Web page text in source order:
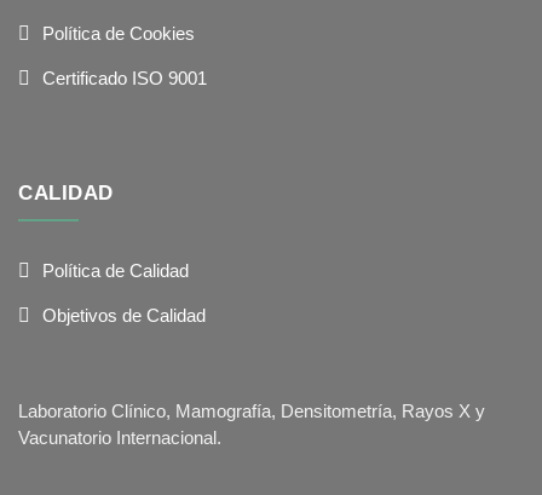
Política de Cookies
Certificado ISO 9001
CALIDAD
Política de Calidad
Objetivos de Calidad
Laboratorio Clínico, Mamografía, Densitometría, Rayos X y
Vacunatorio Internacional.